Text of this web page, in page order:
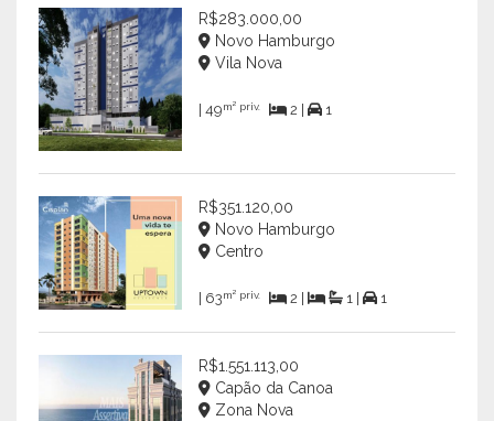
R$283.000,00
Novo Hamburgo
Vila Nova
| 49m² priv. 2 | 1
R$351.120,00
Novo Hamburgo
Centro
| 63m² priv. 2 | 1 | 1
R$1.551.113,00
Capão da Canoa
Zona Nova